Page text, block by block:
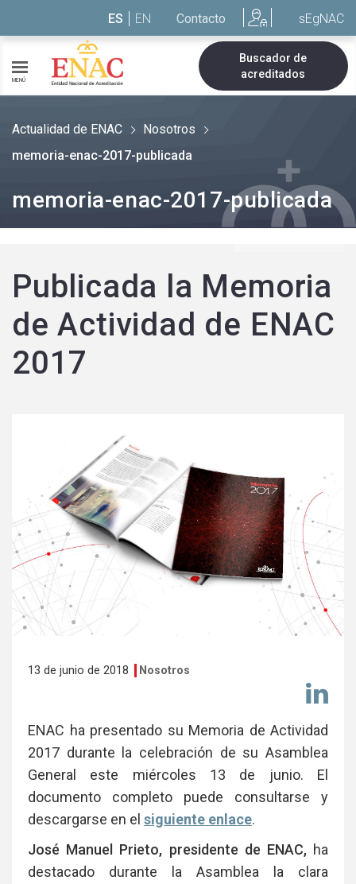
ES EN Contacto sEgNAC
MENÚ
Buscador de
acreditados
Actualidad de ENAC
Nosotros
memoria-enac-2017-publicada
memoria-enac-2017-publicada
Publicada la Memoria
de Actividad de ENAC
2017
13 de junio de 2018 Nosotros
en
ENAC ha presentado su Memoria de Actividad
2017 durante la celebración de su Asamblea
General este miércoles 13 de junio. El
documento completo puede consultarse y
descargarse en el siguiente enlace.
José Manuel Prieto, presidente de ENAC,ha
destacado durante la Asamblea la clara